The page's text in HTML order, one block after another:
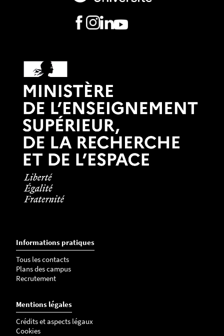
Informations pratiques
Tous les contacts
Plans des campus
Recrutement
Mentions légales
Crédits et aspects légaux
Cookies